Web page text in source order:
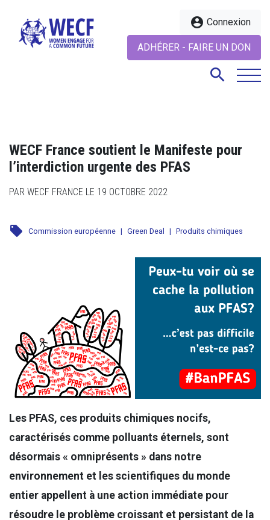
account_circle Connexion
ADHÉRER - FAIRE UN DON
search
WECF France soutient le Manifeste pour
l’interdiction urgente des PFAS
PAR WECF FRANCE LE 19 OCTOBRE 2022
local_offer Commission européenne | Green Deal | Produits chimiques
Les PFAS, ces produits chimiques nocifs,
caractérisés comme polluants éternels, sont
désormais « omniprésents » dans notre
environnement et les scientifiques du monde
entier appellent à une action immédiate pour
résoudre le problème croissant et persistant de la